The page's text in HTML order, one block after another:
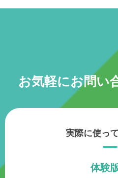
お気軽にお問い
実際に使っ
体験